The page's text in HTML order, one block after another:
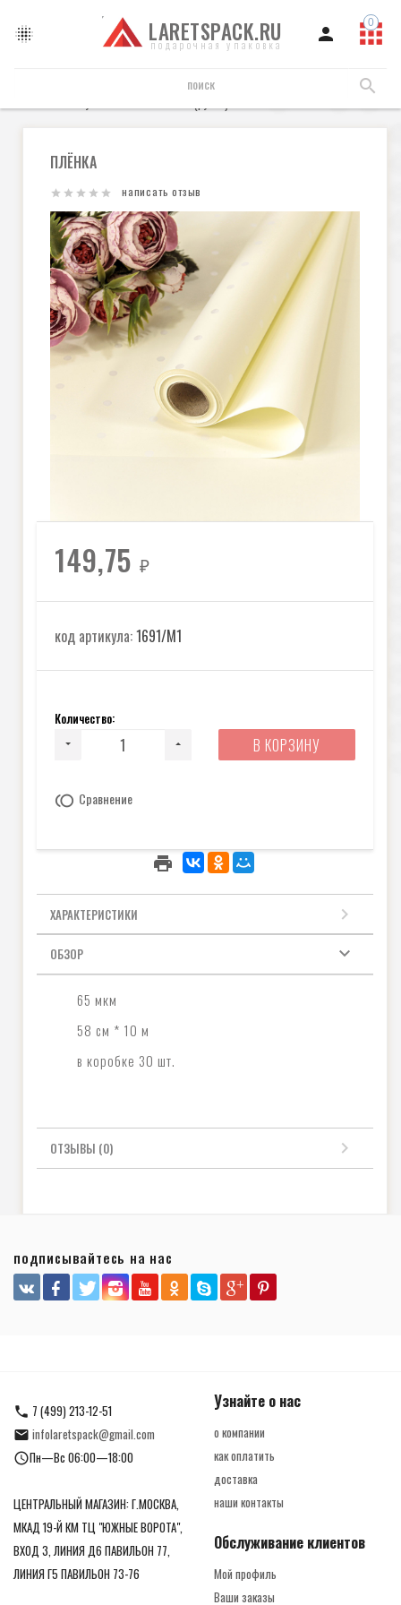
LARETSPACK.RU
подарочная упаковка
ПЛЁНКА
написать отзыв
149,75 ₽
код артикула:1691/M1
Количество:
В КОРЗИНУ
Сравнение
ХАРАКТЕРИСТИКИ
ОБЗОР
65 мкм
58 см * 10 м
в коробке 30 шт.
ОТЗЫВЫ (0)
подписывайтесь на нас
7 (499) 213-12-51
infolaretspack@gmail.com
Пн—Вс 06:00—18:00
ЦЕНТРАЛЬНЫЙ МАГАЗИН: Г.МОСКВА,
МКАД 19-Й КМ ТЦ "ЮЖНЫЕ ВОРОТА",
ВХОД 3, ЛИНИЯ Д6 ПАВИЛЬОН 77,
ЛИНИЯ Г5 ПАВИЛЬОН 73-76
Узнайте о нас
о компании
как оплатить
доставка
наши контакты
Обслуживание клиентов
Мой профиль
Ваши заказы